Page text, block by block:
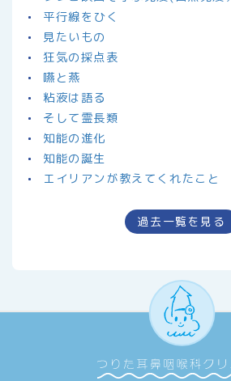
平行線をひく
見たいもの
狂気の採点表
嚥と燕
粘液は語る
そして霊長類
知能の進化
知能の誕生
エイリアンが教えてくれたこと
過去一覧を見る